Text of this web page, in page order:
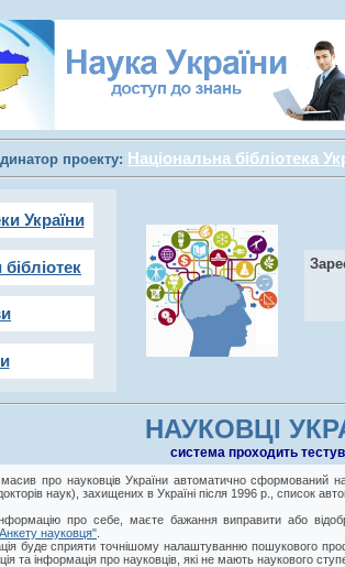
проекту: Національна бібліотека
України
НАУКОВЦІ
cистема проходить
про науковців України автоматично сформований на
докторів наук), захищених в Україні після 1996 р., список
про себе, маєте бажання виправити або
науковця"
буде сприяти точнішому налаштуванню пошукового
та інформація про науковців, які не мають наукового